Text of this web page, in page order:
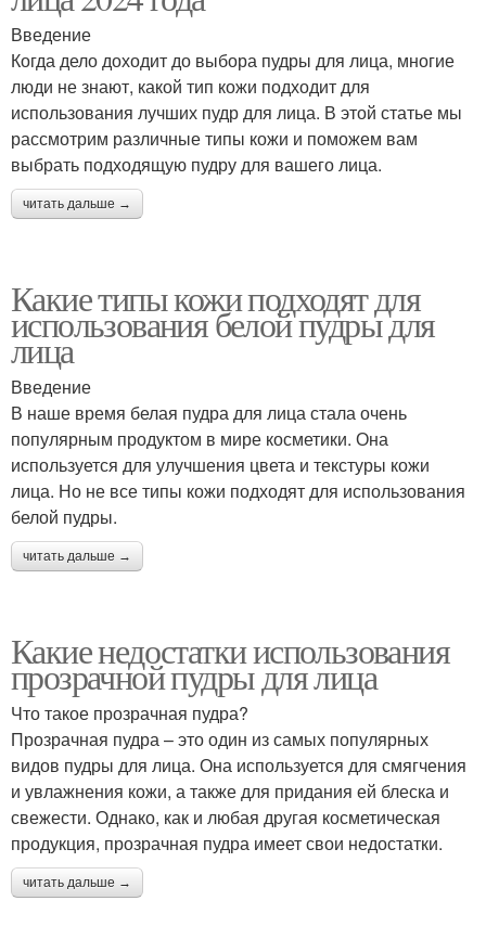
Введение
Когда дело доходит до выбора пудры для лица, многие
люди не знают, какой тип кожи подходит для
использования лучших пудр для лица. В этой статье мы
рассмотрим различные типы кожи и поможем вам
выбрать подходящую пудру для вашего лица.
читать дальше →
Какие типы кожи подходят для
использования белой пудры для
лица
Введение
В наше время белая пудра для лица стала очень
популярным продуктом в мире косметики. Она
используется для улучшения цвета и текстуры кожи
лица. Но не все типы кожи подходят для использования
белой пудры.
читать дальше →
Какие недостатки использования
прозрачной пудры для лица
Что такое прозрачная пудра?
Прозрачная пудра – это один из самых популярных
видов пудры для лица. Она используется для смягчения
и увлажнения кожи, а также для придания ей блеска и
свежести. Однако, как и любая другая косметическая
продукция, прозрачная пудра имеет свои недостатки.
читать дальше →